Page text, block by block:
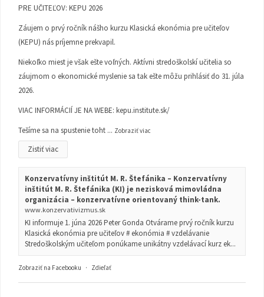
PRE UČITEĽOV: KEPU 2026
Záujem o prvý ročník nášho kurzu Klasická ekonómia pre učiteľov
(KEPU) nás príjemne prekvapil.
Niekoľko miest je však ešte voľných. Aktívni stredoškolskí učitelia so
záujmom o ekonomické myslenie sa tak ešte môžu prihlásiť do 31. júla
2026.
VIAC INFORMÁCIÍ JE NA WEBE: kepu.institute.sk/
Tešíme sa na spustenie toht ... Zobraziť viac
Zistiť viac
Konzervatívny inštitút M. R. Štefánika – Konzervatívny
inštitút M. R. Štefánika (KI) je nezisková mimovládna
organizácia – konzervatívne orientovaný think-tank.
www.konzervativizmus.sk
KI informuje 1. júna 2026 Peter Gonda Otvárame prvý ročník kurzu
Klasická ekonómia pre učiteľov # ekonómia # vzdelávanie
Stredoškolským učiteľom ponúkame unikátny vzdelávací kurz ek...
Zobraziť na Facebooku · Zdieľať